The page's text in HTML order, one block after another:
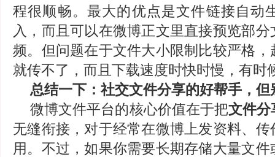
程很顺畅。最大的优点是文件链接自动
入，而且可以在微博正文里直接预览部
频。但问题在于文件大小限制比较严格
就传不了，而且下载速度时快时慢，有时
总结一下：社交文件分享的好帮手，
微博文件平台的核心价值在于把文件分
无缝衔接，对于经常在微博上发资料、
用。不过，如果你需要长期存储大量文